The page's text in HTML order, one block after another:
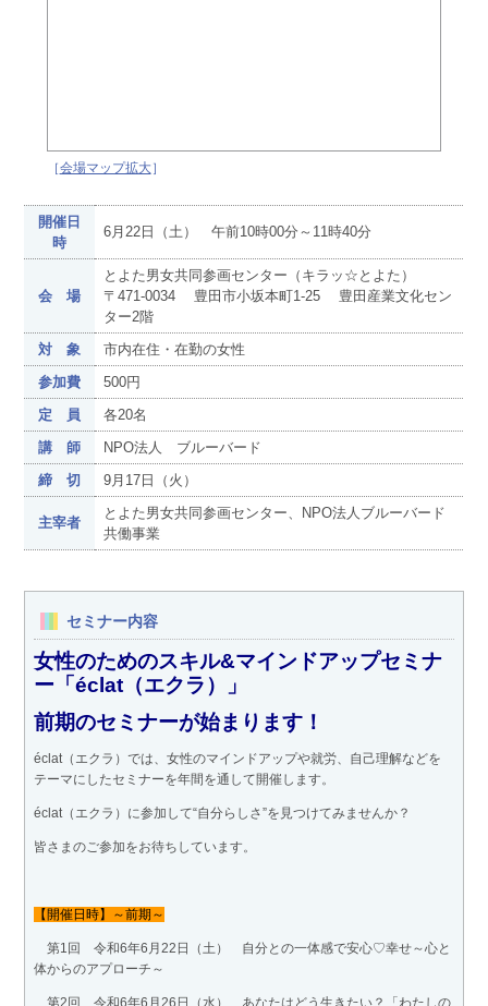
［会場マップ拡大］
開催日
時
6月22日（土） 午前10時00分～11時40分
会 場
とよた男女共同参画センター（キラッ☆とよた）
〒471-0034 豊田市小坂本町1-25 豊田産業文化セン
ター2階
対 象
市内在住・在勤の女性
参加費
500円
定 員
各20名
講 師
NPO法人 ブルーバード
締 切
9月17日（火）
主宰者
とよた男女共同参画センター、NPO法人ブルーバード
共働事業
セミナー内容
女性のためのスキル&マインドアップセミナ
ー「éclat（エクラ）」
前期のセミナーが始まります！
éclat（エクラ）では、女性のマインドアップや就労、自己理解などを
テーマにしたセミナーを年間を通して開催します。
éclat（エクラ）に参加して“自分らしさ”を見つけてみませんか？
皆さまのご参加をお待ちしています。
【開催日時】～前期～
第1回 令和6年6月22日（土） 自分との一体感で安心♡幸せ～心と
体からのアプローチ～
第2回 令和6年6月26日（水） あなたはどう生きたい？「わたしの